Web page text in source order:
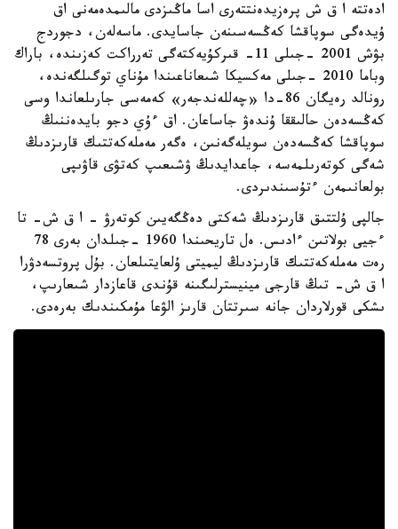
ادەتتە ا ق ش پرەزيدەنتتەرى اسا ماڭىزدى مالىمدەمەنى اق
ۇيدەگى سوپاقشا كەڭسەسىنەن جاسايدى. ماسەلەن، دجوردج
بۋش 2001 -جىلى 11- قىركۇيەكتەگى تەرراكت كەزىندە، باراك
وباما 2010 -جىلى مەكسيكا شىعاناعىندا مۇناي توگىلگەندە،
رونالد رەيگان 86-دا «چەللەندجەر» كەمەسى جارىلعاندا وسى
كەڭسەدەن حالىققا ۇندەۋ جاساعان. اق ءۇي دجو بايدەننىڭ
سوپاقشا كەڭسەدەن سويلەگەنىن، ەگەر مەملەكەتتىك قارىزدىڭ
شەگى كوتەرىلمەسە، جاعدايدىڭ ۋشىعىپ كەتۋى قاۋىپى
بولعانىمەن ءتۇسىندىردى.
جالپى ۇلتتىق قارىزدىڭ شەكتى دەڭگەيىن كوتەرۋ – ا ق ش- تا
ءجيى بولاتىن ءادىس. ەل تاريحىندا 1960 -جىلدان بەرى 78
رەت مەملەكەتتىك قارىزدىڭ ليميتى ۇلعايتىلعان. بۇل پروتسەدۋرا
ا ق ش- تىڭ قارجى مينيسترلىگىنە قۇندى قاعازدار شىعارىپ،
ىشكى قورلاردان جانە سىرتتان قارىز الۋعا مۇمكىندىك بەرەدى.